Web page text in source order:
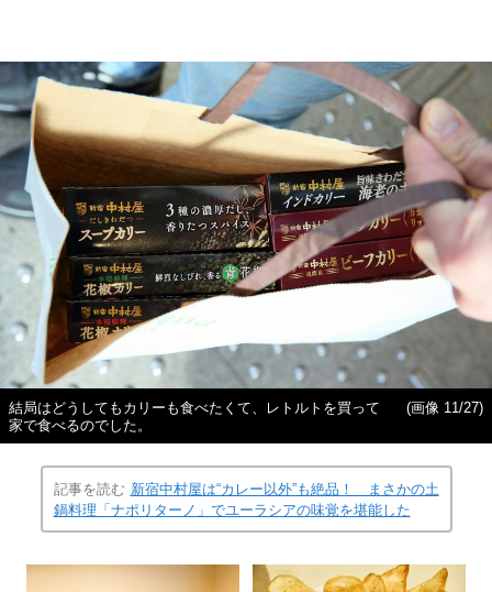
結局はどうしてもカリーも食べたくて、レトルトを買って
家で食べるのでした。
(画像 11/27)
記事を読む 新宿中村屋は“カレー以外”も絶品！ まさかの土
鍋料理「ナポリターノ」でユーラシアの味覚を堪能した